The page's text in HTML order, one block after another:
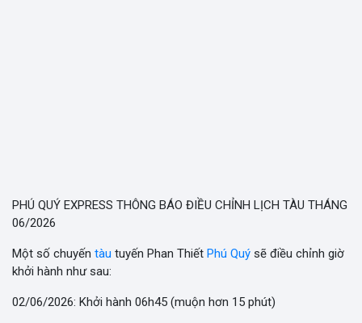
PHÚ QUÝ EXPRESS THÔNG BÁO ĐIỀU CHỈNH LỊCH TÀU THÁNG
06/2026
Một số chuyến tàu tuyến Phan Thiết Phú Quý sẽ điều chỉnh giờ
khởi hành như sau:
02/06/2026: Khởi hành 06h45 (muộn hơn 15 phút)